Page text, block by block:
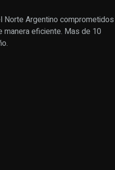
Norte Argentino comprometidos
manera eficiente. Mas de 10